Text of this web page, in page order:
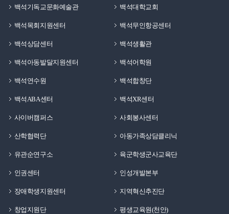
백석기독교문화예술관 백석대학교회
백석목회지원센터 백석무인항공센터
백석상담센터 백석생활관
백석아동발달지원센터 백석어학원
백석연수원 백석합창단
백석ABA센터 백석XR센터
사이버캠퍼스 사회봉사센터
산학협력단 아동가족상담클리닉
유관순연구소 육군학생군사교육단
인권센터 인성개발본부
장애학생지원센터 지역혁신추진단
창업지원단 평생교육원(천안)